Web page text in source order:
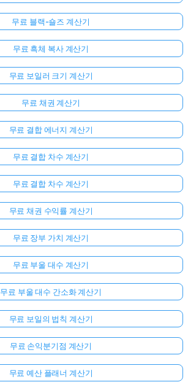
무료 블랙-숄즈 계산기
무료 흑체 복사 계산기
무료 보일러 크기 계산기
무료 채권 계산기
무료 결합 에너지 계산기
무료 결합 차수 계산기
무료 결합 차수 계산기
무료 채권 수익률 계산기
무료 장부 가치 계산기
무료 부울 대수 계산기
무료 부울 대수 간소화 계산기
무료 보일의 법칙 계산기
무료 손익분기점 계산기
무료 예산 플래너 계산기